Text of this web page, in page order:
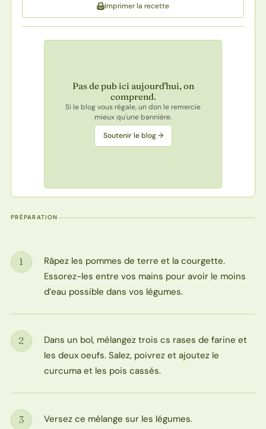
Imprimer la recette
Pas de pub ici aujourd'hui, on
comprend.
Si le blog vous régale, un don le remercie
mieux qu'une bannière.
Soutenir le blog →
PRÉPARATION
Étape
1
Râpez les pommes de terre et la courgette.
Essorez-les entre vos mains pour avoir le moins
d’eau possible dans vos légumes.
Étape
2
Dans un bol, mélangez trois cs rases de farine et
les deux oeufs. Salez, poivrez et ajoutez le
curcuma et les pois cassés.
Étape
3
Versez ce mélange sur les légumes.